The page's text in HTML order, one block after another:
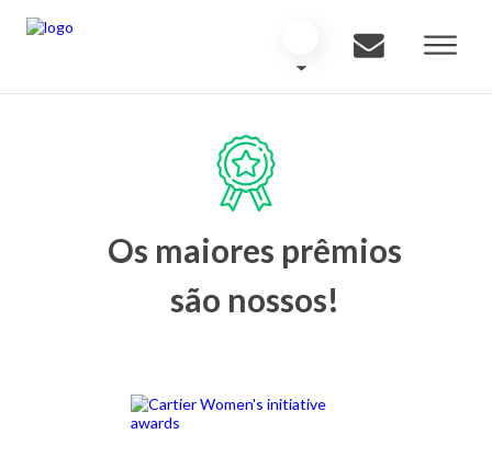
Os maiores prêmios
são nossos!